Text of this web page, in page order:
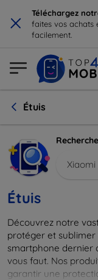
× Téléchargez
faites vos achats
facilement.
Étuis
Xiaomi
Étuis
Découvrez notre
protéger et sublimer
smartphone dernier
vous faut. Nos
garantir une